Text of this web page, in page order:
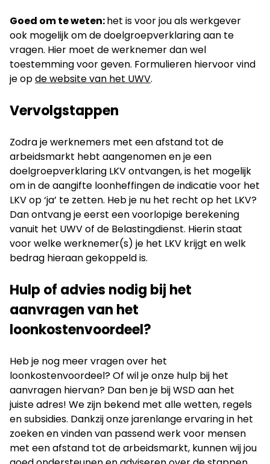
Goed om te weten:het is voor jou als werkgever
ook mogelijk om de doelgroepverklaring aan te
vragen. Hier moet de werknemer dan wel
toestemming voor geven. Formulieren hiervoor vind
je opde website van het UWV.
Vervolgstappen
Zodra je werknemers met een afstand tot de
arbeidsmarkt hebt aangenomen en je een
doelgroepverklaring LKV ontvangen, is het mogelijk
om in de aangifte loonheffingen de indicatie voor het
LKV op ‘ja’ te zetten. Heb je nu het recht op het LKV?
Dan ontvang je eerst een voorlopige berekening
vanuit het UWV of de Belastingdienst. Hierin staat
voor welke werknemer(s) je het LKV krijgt en welk
bedrag hieraan gekoppeld is.
Hulp of advies nodig bij het
aanvragen van het
loonkostenvoordeel?
Heb je nog meer vragen over het
loonkostenvoordeel? Of wil je onze hulp bij het
aanvragen hiervan? Dan ben je bij WSD aan het
juiste adres! We zijn bekend met alle wetten, regels
en subsidies. Dankzij onze jarenlange ervaring in het
zoeken en vinden van passend werk voor mensen
met een afstand tot de arbeidsmarkt, kunnen wij jou